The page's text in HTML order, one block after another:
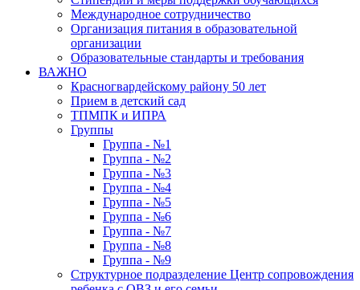
Международное сотрудничество
Организация питания в образовательной
организации
Образовательные стандарты и требования
ВАЖНО
Красногвардейскому району 50 лет
Прием в детский сад
ТПМПК и ИПРА
Группы
Группа - №1
Группа - №2
Группа - №3
Группа - №4
Группа - №5
Группа - №6
Группа - №7
Группа - №8
Группа - №9
Структурное подразделение Центр сопровождения